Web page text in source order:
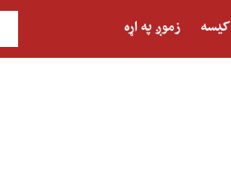
کیسه زموږ په اړه